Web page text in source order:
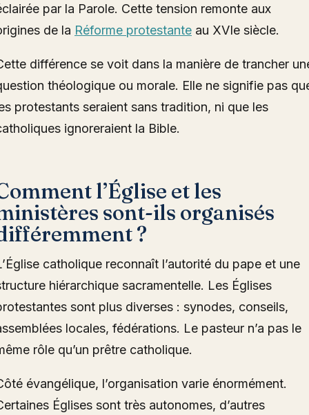
par la Parole. Cette tension remonte aux
de la Réforme protestante au XVIe siècle.
différence se voit dans la manière de trancher
théologique ou morale. Elle ne signifie pas
protestants seraient sans tradition, ni que les
ignoreraient la Bible.
l’Église et les
sont-ils organisés
?
catholique reconnaît l’autorité du pape et une
hiérarchique sacramentelle. Les Églises
sont plus diverses : synodes, conseils,
locales, fédérations. Le pasteur n’a pas le
rôle qu’un prêtre catholique.
évangélique, l’organisation varie énormément.
Églises sont très autonomes, d’autres